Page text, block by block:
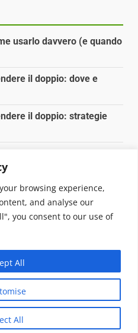
browsing experience,
and analyse our
you consent to our use of
All
All
usarlo davvero (e quando
il doppio: dove e
il doppio: strategie
3 ingredienti che
proprietà di Jws Media
giornalistica, in quanto
periodicità. Non può
editoriale ai sensi
|DarkNewsvon AF